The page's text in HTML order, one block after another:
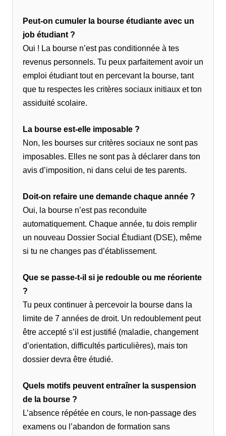
Peut-on cumuler la bourse étudiante avec un
job étudiant ?
Oui ! La bourse n’est pas conditionnée à tes
revenus personnels. Tu peux parfaitement avoir un
emploi étudiant tout en percevant la bourse, tant
que tu respectes les critères sociaux initiaux et ton
assiduité scolaire.
La bourse est-elle imposable ?
Non, les bourses sur critères sociaux ne sont pas
imposables. Elles ne sont pas à déclarer dans ton
avis d’imposition, ni dans celui de tes parents.
Doit-on refaire une demande chaque année ?
Oui, la bourse n’est pas reconduite
automatiquement. Chaque année, tu dois remplir
un nouveau Dossier Social Étudiant (DSE), même
si tu ne changes pas d’établissement.
Que se passe-t-il si je redouble ou me réoriente
?
Tu peux continuer à percevoir la bourse dans la
limite de 7 années de droit. Un redoublement peut
être accepté s’il est justifié (maladie, changement
d’orientation, difficultés particulières), mais ton
dossier devra être étudié.
Quels motifs peuvent entraîner la suspension
de la bourse ?
L’absence répétée en cours, le non-passage des
examens ou l’abandon de formation sans